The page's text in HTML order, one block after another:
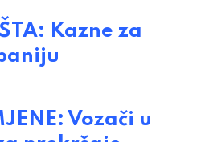
Kazne za
Vozači u